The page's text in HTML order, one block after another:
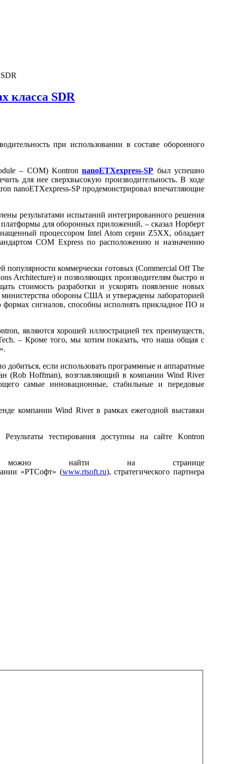
класса SDR
при использовании в составе оборонного
– COM) KontronnanoETXexpress-SP был успешно
для нее сверхвысокую производительность. В ходе
nanoETXexpress-SP продемонстрировал впечатляющие
результатами испытаний интегрированного решения
платформы для оборонных приложений, – сказал Норберт
процессором Intel Atom серии Z5XX, обладает
COM Express по расположению и назначению
популярности коммерчески готовых (Commercial Off The
Architecture) и позволяющих производителям быстро и
стоимость разработки и ускорять появление новых
министерства обороны США и утверждены лабораторией
формах сигналов, способны исполнять прикладное ПО и
являются хорошей иллюстрацией тех преимуществ,
– Кроме того, мы хотим показать, что наша общая с
если использовать программные и аппаратные
(Rob Hoffman), возглавляющий в компании Wind River
самые инновационные, стабильные и передовые
компании Wind River в рамках ежегодной выставки
тестирования доступны на сайте Kontron
можно найти на странице
«РТСофт» (www.rtsoft.ru), стратегического партнера